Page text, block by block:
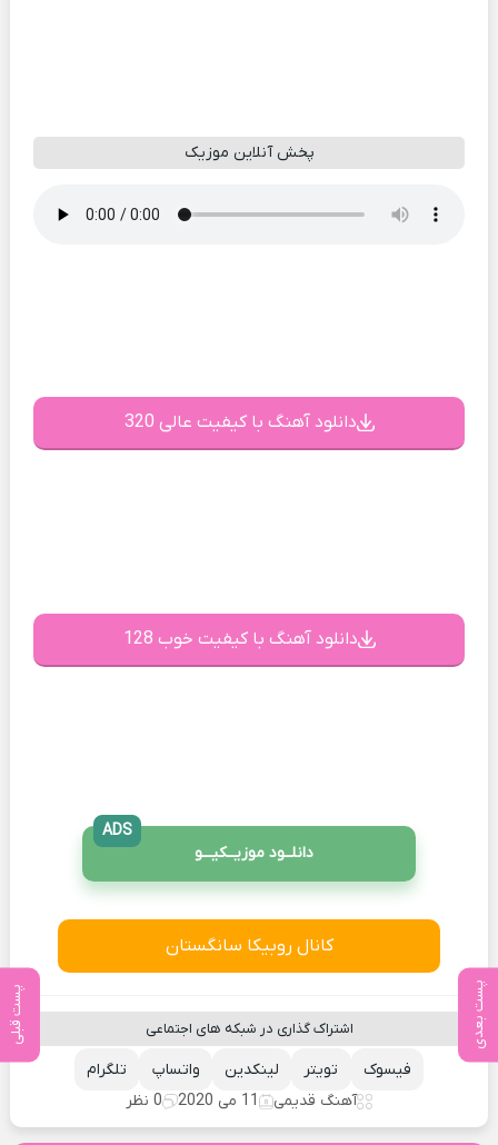
پست بعدی پست قبلی
پخش آنلاین موزیک
دانلود آهنگ با کیفیت عالی 320
دانلود آهنگ با کیفیت خوب 128
دانلــود موزیــکیـــو
ADS
کانال روبیکا سانگستان
اشتراک گذاری در شبکه های اجتماعی
تلگرام واتساپ لینکدین تویتر
فیسوک
آهنگ قدیمی
11 می 2020 0 نظر